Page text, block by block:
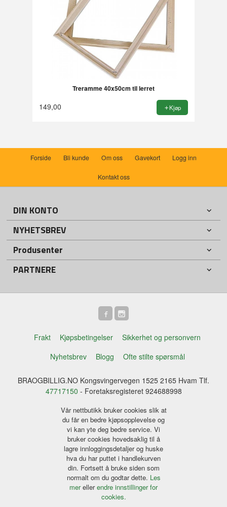
Treramme 40x50cm til lerret
149,00 Kjøp
Forside Bli kunde Om oss Gavekort Logg inn
Kontakt oss
DIN KONTO
NYHETSBREV
Produsenter
PARTNERE
Frakt Kjøpsbetingelser
Sikkerhet og personvern
Nyhetsbrev
Blogg Ofte stilte spørsmål
BRAOGBILLIG.NO Kongsvingervegen 1525 2165 Hvam Tlf.
47717150 - Foretaksregisteret 924688998
Vår nettbutikk bruker cookies slik at
du får en bedre kjøpsopplevelse og
vi kan yte deg bedre service. Vi
bruker cookies hovedsaklig til å
lagre innloggingsdetaljer og huske
hva du har puttet i handlekurven
din. Fortsett å bruke siden som
normalt om du godtar dette. Les
merellerendre innstillinger for
cookies.